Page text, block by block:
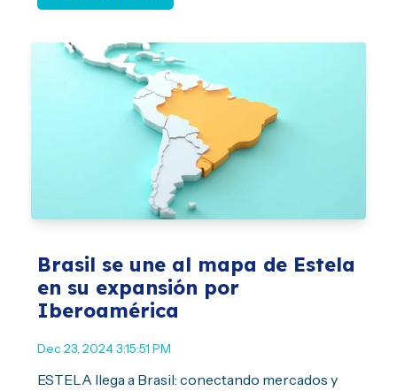
Brasil se une al mapa de Estela
en su expansión por
Iberoamérica
Dec 23, 2024 3:15:51 PM
ESTELA llega a Brasil: conectando mercados y